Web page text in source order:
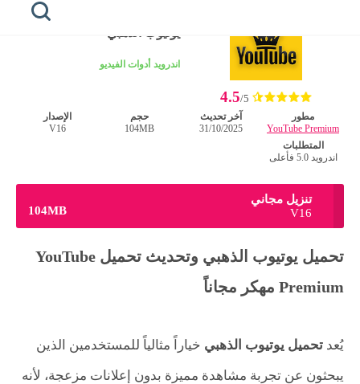
هونيستا
للايفون
للكمبيوتر
هونيستا
خطوط
هونيستا
4.5/5
اندرويد أدوات الفيديو
مطور
YouTube Premium
المتطلبات
اندرويد 5.0 فأعلى
آخر تحديث
31/10/2025
حجم
104MB
الإصدار
V16
تنزيل مجاني
104MB
V16
تحميل يوتيوب الذهبي وتحديث تحميل YouTube
Premium مهكر مجاناً
يُعد تحميل يوتيوب الذهبي خياراً مثالياً للمستخدمين الذين
يبحثون عن تجربة مشاهدة مميزة بدون إعلانات مزعجة، لأنه